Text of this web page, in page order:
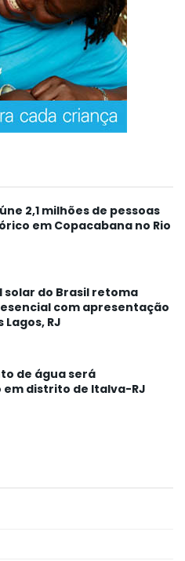
2,1 milhões de pessoas
em Copacabana no Rio
solar do Brasil retoma
com apresentação
Lagos, RJ
de água será
distrito de Italva-RJ